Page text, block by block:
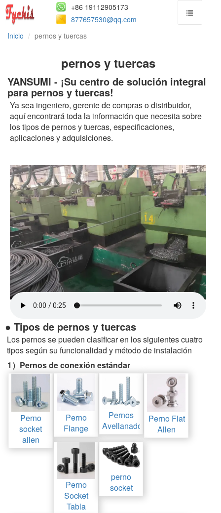
+86 19112905173
877657530@qq.com
Inicio
pernos y tuercas
pernos y tuercas
YANSUMI - ¡Su centro de solución integral
para pernos y tuercas!
Ya sea ingeniero, gerente de compras o distribuidor,
aquí encontrará toda la información que necesita sobre
los tipos de pernos y tuercas, especificaciones,
aplicaciones y adquisiciones.
● Tipos de pernos y tuercas
Los pernos se pueden clasificar en los siguientes cuatro
tipos según su funcionalidad y método de instalación
1）Pernos de conexión estándar
Perno
socket
allen
Perno
Flange
Pernos
Avellanado
Perno Flat
Allen
Perno
Socket
Tabla
perno
socket